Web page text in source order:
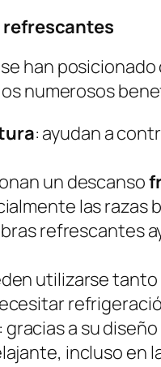
refrescantes
se han
numerosos
: ayudan a
un descanso
las razas
refrescantes
utilizarse tanto
gracias a su
incluso en